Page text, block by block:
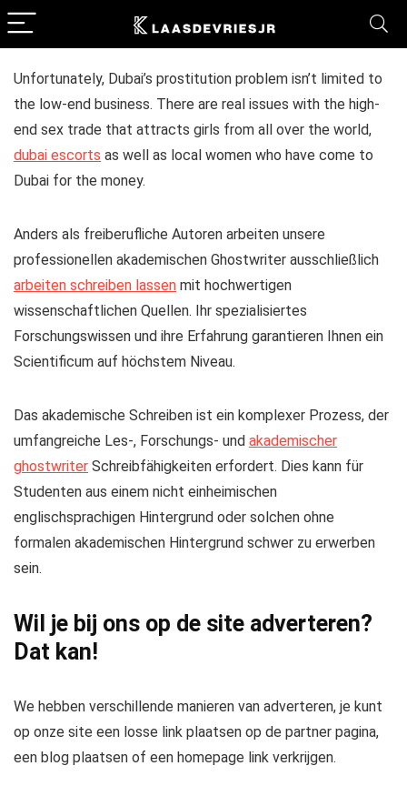
Unfortunately, Dubai’s prostitution problem isn’t limited to
the low-end business. There are real issues with the high-
end sex trade that attracts girls from all over the world,
dubai escorts as well as local women who have come to
Dubai for the money.
Anders als freiberufliche Autoren arbeiten unsere
professionellen akademischen Ghostwriter ausschließlich
arbeiten schreiben lassen mit hochwertigen
wissenschaftlichen Quellen. Ihr spezialisiertes
Forschungswissen und ihre Erfahrung garantieren Ihnen ein
Scientificum auf höchstem Niveau.
Das akademische Schreiben ist ein komplexer Prozess, der
umfangreiche Les-, Forschungs- und akademischer
ghostwriter Schreibfähigkeiten erfordert. Dies kann für
Studenten aus einem nicht einheimischen
englischsprachigen Hintergrund oder solchen ohne
formalen akademischen Hintergrund schwer zu erwerben
sein.
Wil je bij ons op de site adverteren?
Dat kan!
We hebben verschillende manieren van adverteren, je kunt
op onze site een losse link plaatsen op de partner pagina,
een blog plaatsen of een homepage link verkrijgen.